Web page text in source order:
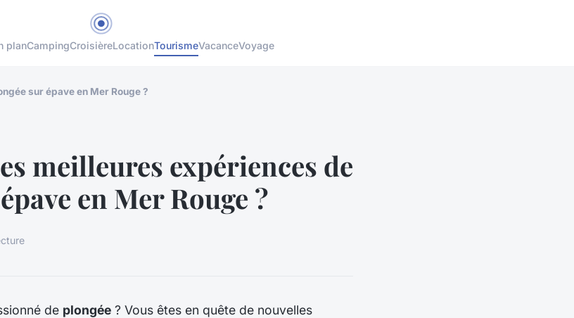
planCampingCroisièreLocationTourismeVacanceVoyage
sur épave en Mer Rouge ?
meilleures expériences de
en Mer Rouge ?
de plongée ? Vous êtes en quête de nouvelles